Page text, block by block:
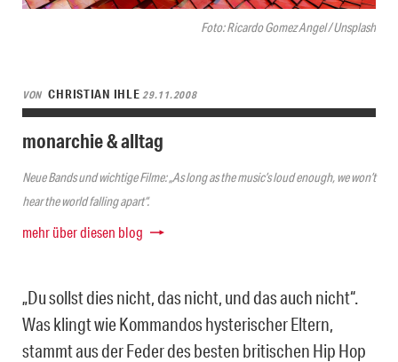
Foto: Ricardo Gomez Angel / Unsplash
VON CHRISTIAN IHLE29.11.2008
monarchie & alltag
Neue Bands und wichtige Filme: „As long as the music’s loud enough, we won’t
hear the world falling apart“.
mehr über diesen blog
„Du sollst dies nicht, das nicht, und das auch nicht“.
Was klingt wie Kommandos hysterischer Eltern,
stammt aus der Feder des besten britischen Hip Hop